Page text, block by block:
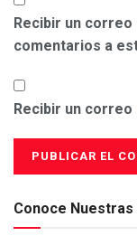
Recibir un
comentarios a
Recibir un
Conoce Nuestras